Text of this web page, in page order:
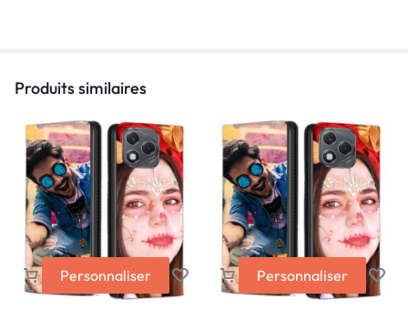
Produits similaires
Personnaliser Personnaliser